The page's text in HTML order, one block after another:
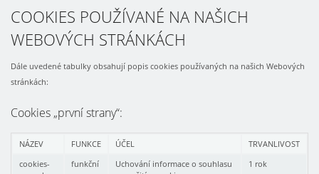
COOKIES POUŽÍVANÉ NA NAŠICH
WEBOVÝCH STRÁNKÁCH
Dále uvedené tabulky obsahují popis cookies používaných na našich Webových
stránkách:
Cookies „první strany“:
NÁZEV FUNKCE ÚČEL
TRVANLIVOST
cookies-
funkční
Uchování informace o souhlasu
1 rok